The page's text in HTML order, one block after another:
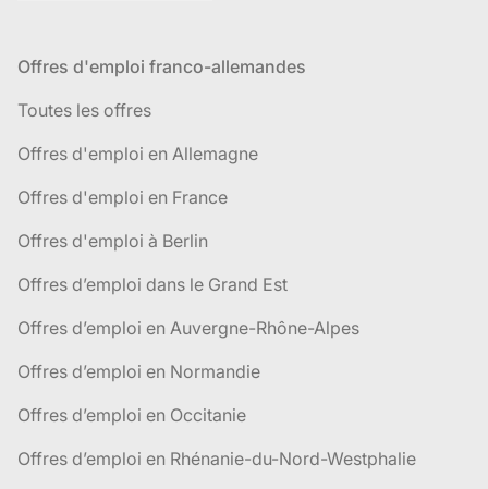
Offres d'emploi franco-allemandes
Toutes les offres
Offres d'emploi en Allemagne
Offres d'emploi en France
Offres d'emploi à Berlin
Offres d’emploi dans le Grand Est
Offres d’emploi en Auvergne-Rhône-Alpes
Offres d’emploi en Normandie
Offres d’emploi en Occitanie
Offres d’emploi en Rhénanie-du-Nord-Westphalie